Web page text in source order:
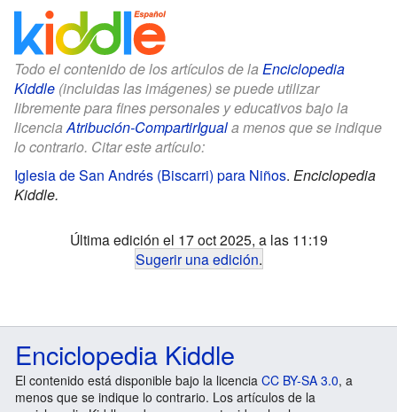
Todo el contenido de los artículos de la Enciclopedia
Kiddle (incluidas las imágenes) se puede utilizar
libremente para fines personales y educativos bajo la
licenciaAtribución-CompartirIguala menos que se indique
lo contrario. Citar este artículo:
Iglesia de San Andrés (Biscarri) para Niños. Enciclopedia
Kiddle.
Última edición el 17 oct 2025, a las 11:19
Sugerir una edición.
Enciclopedia Kiddle
El contenido está disponible bajo la licencia CC BY-SA 3.0, a
menos que se indique lo contrario. Los artículos de la